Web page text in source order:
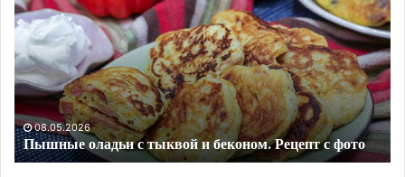
из
сгущенки
с
какао.
Рецепт
с
фото
10.09.2023
Шоколадные конфеты из сгущенки с какао. Рецепт с
фото
с
в
с